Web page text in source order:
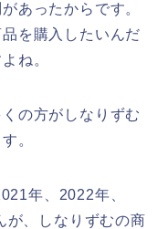
あったからです。
を購入したいんだ
ね。
の方がしなりずむ
。
年、2022年、
が、しなりずむの商